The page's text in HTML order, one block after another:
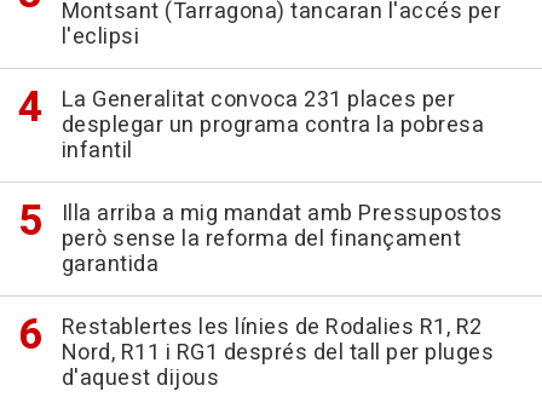
Montsant (Tarragona) tancaran l'accés per
l'eclipsi
La Generalitat convoca 231 places per
desplegar un programa contra la pobresa
infantil
Illa arriba a mig mandat amb Pressupostos
però sense la reforma del finançament
garantida
Restablertes les línies de Rodalies R1, R2
Nord, R11 i RG1 després del tall per pluges
d'aquest dijous